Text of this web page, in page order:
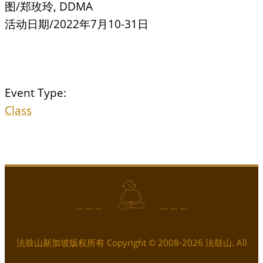
图/郑玫玲, DDMA
活动日期/2022年7月10-31日
Event Type:
Class
... ... ... ... ... ...
法鼓山新加坡版权所有 Copyright © 2008-2026 法鼓山. All